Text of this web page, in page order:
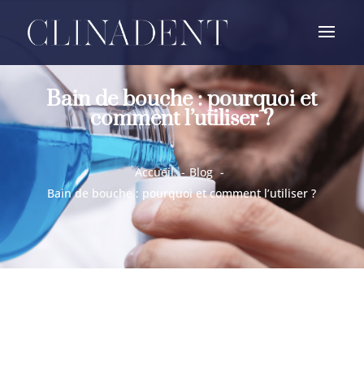
Bain de bouche : pourquoi et
comment l’utiliser ?
Accueil
Blog
Bain de bouche : pourquoi et comment l’utiliser ?